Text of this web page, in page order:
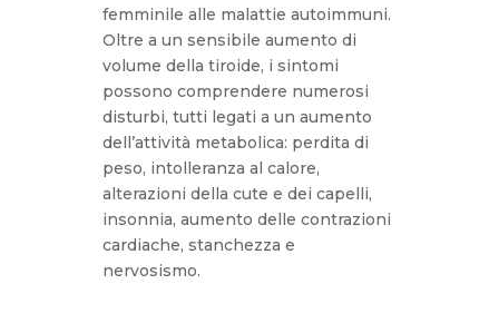
femminile alle malattie autoimmuni.
Oltre a un sensibile aumento di
volume della tiroide, i sintomi
possono comprendere numerosi
disturbi, tutti legati a un aumento
dell’attività metabolica: perdita di
peso, intolleranza al calore,
alterazioni della cute e dei capelli,
insonnia, aumento delle contrazioni
cardiache, stanchezza e
nervosismo.